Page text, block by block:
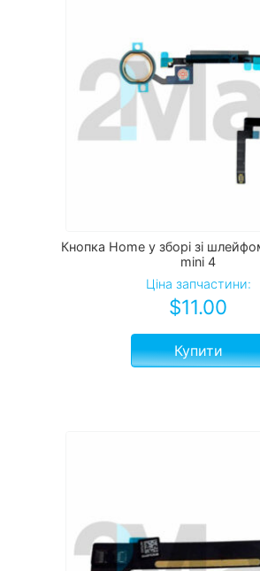
Кнопка Home у зборі зі
mini 4
Ціна запчастини:
$11.00
Купити